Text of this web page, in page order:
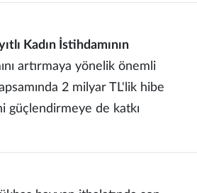
Kadın İstihdamının
artırmaya yönelik önemli
2 milyar TL'lik hibe
güçlendirmeye de katkı